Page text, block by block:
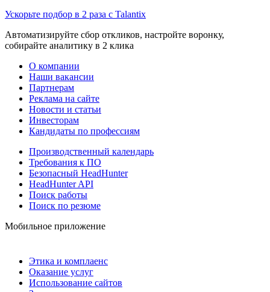
Ускорьте подбор в 2 раза с Talantix
Автоматизируйте сбор откликов, настройте воронку,
собирайте аналитику в 2 клика
О компании
Наши вакансии
Партнерам
Реклама на сайте
Новости и статьи
Инвесторам
Кандидаты по профессиям
Производственный календарь
Требования к ПО
Безопасный HeadHunter
HeadHunter API
Поиск работы
Поиск по резюме
Мобильное приложение
Этика и комплаенс
Оказание услуг
Использование сайтов